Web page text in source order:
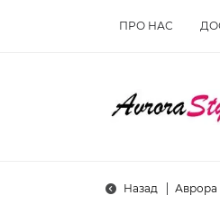
ПРО НАС
Назад Аврора